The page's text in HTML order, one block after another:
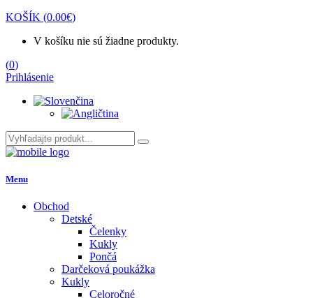
KOŠÍK (0.00€)
V košíku nie sú žiadne produkty.
(0)
Prihlásenie
Menu
Obchod
Detské
Čelenky
Kukly
Pončá
Darčeková poukážka
Kukly
Celoročné